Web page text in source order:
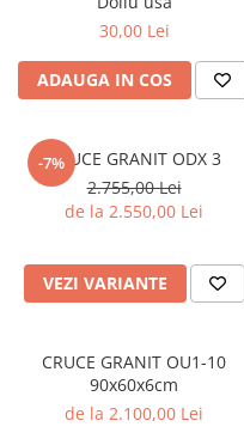
30,00 Lei
ADAUGA IN COS
-7%
CRUCE GRANIT ODX 3
2.755,00 Lei
de la 2.550,00 Lei
VEZI VARIANTE
CRUCE GRANIT OU1-10
90x60x6cm
de la 2.100,00 Lei